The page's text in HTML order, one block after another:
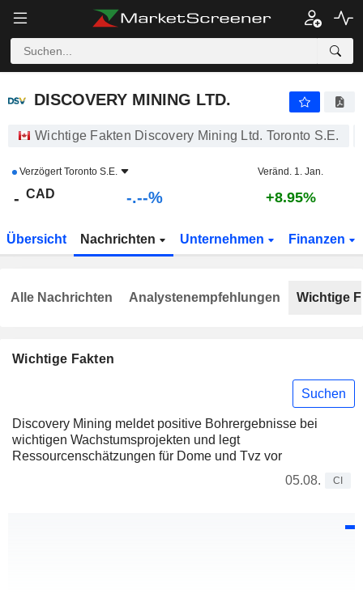
DISCOVERY MINING LTD. - $ -
DISCOVERY MINING LTD.
Wichtige Fakten Discovery Mining Ltd. Toronto S.E.
VerzögertToronto S.E. Veränd. 1. Jan.
- CAD -.--% +8.95%
Übersicht Nachrichten Unternehmen Finanzen
Wichtige Fakten
Suchen
Discovery Mining meldet positive Bohrergebnisse bei
wichtigen Wachstumsprojekten und legt
Ressourcenschätzungen für Dome und Tvz vor
05.08.
CI
Alle Nachrichten Analystenempfehlungen Wichtige